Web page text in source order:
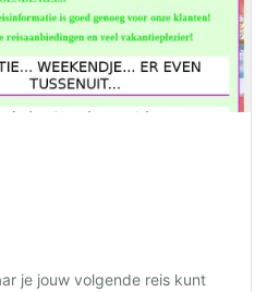
je jouw volgende reis kunt